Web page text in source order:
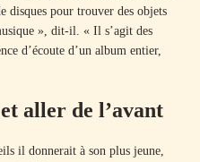
disques pour trouver des objets
», dit-il. « Il s’agit des
d’écoute d’un album entier,
aller de l’avant
il donnerait à son plus jeune,